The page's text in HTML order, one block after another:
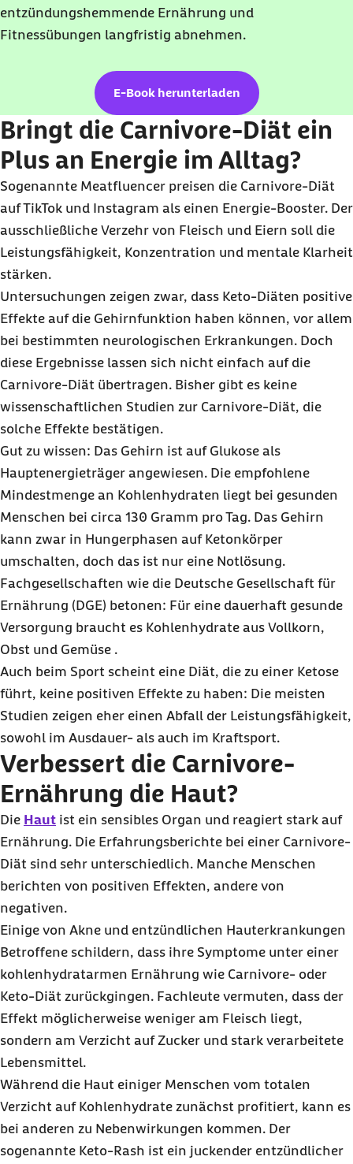
entzündungshemmende Ernährung und
Fitnessübungen langfristig abnehmen.
E-Book herunterladen
Bringt die Carnivore-Diät ein
Plus an Energie im Alltag?
Sogenannte Meatfluencer preisen die Carnivore-Diät
auf TikTok und Instagram als einen Energie-Booster. Der
ausschließliche Verzehr von Fleisch und Eiern soll die
Leistungsfähigkeit, Konzentration und mentale Klarheit
stärken.
Untersuchungen zeigen zwar, dass Keto-Diäten positive
Effekte auf die Gehirnfunktion haben können, vor allem
bei bestimmten neurologischen Erkrankungen. Doch
diese Ergebnisse lassen sich nicht einfach auf die
Carnivore-Diät übertragen. Bisher gibt es keine
wissenschaftlichen Studien zur Carnivore-Diät, die
solche Effekte bestätigen.
Gut zu wissen: Das Gehirn ist auf Glukose als
Hauptenergieträger angewiesen. Die empfohlene
Mindestmenge an Kohlenhydraten liegt bei gesunden
Menschen bei circa 130 Gramm pro Tag. Das Gehirn
kann zwar in Hungerphasen auf Ketonkörper
umschalten, doch das ist nur eine Notlösung.
Fachgesellschaften wie die Deutsche Gesellschaft für
Ernährung (DGE) betonen: Für eine dauerhaft gesunde
Versorgung braucht es Kohlenhydrate aus Vollkorn,
Obst und Gemüse .
Auch beim Sport scheint eine Diät, die zu einer Ketose
führt, keine positiven Effekte zu haben: Die meisten
Studien zeigen eher einen Abfall der Leistungsfähigkeit,
sowohl im Ausdauer- als auch im Kraftsport.
Verbessert die Carnivore-
Ernährung die Haut?
Die Haut ist ein sensibles Organ und reagiert stark auf
Ernährung. Die Erfahrungsberichte bei einer Carnivore-
Diät sind sehr unterschiedlich. Manche Menschen
berichten von positiven Effekten, andere von
negativen.
Einige von Akne und entzündlichen Hauterkrankungen
Betroffene schildern, dass ihre Symptome unter einer
kohlenhydratarmen Ernährung wie Carnivore- oder
Keto-Diät zurückgingen. Fachleute vermuten, dass der
Effekt möglicherweise weniger am Fleisch liegt,
sondern am Verzicht auf Zucker und stark verarbeitete
Lebensmittel.
Während die Haut einiger Menschen vom totalen
Verzicht auf Kohlenhydrate zunächst profitiert, kann es
bei anderen zu Nebenwirkungen kommen. Der
sogenannte Keto-Rash ist ein juckender entzündlicher